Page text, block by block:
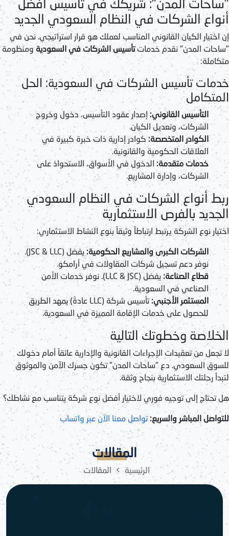
"ساحات المدن": شريكك في تأسيس أفضل
أنواع الشركات في النظام السعودي الجديد
إن اختيار الكيان القانوني المناسب لعملك هو قرار استراتيجي. نحن في
"ساحات المدن" نقدم خدماتتأسيس الشركات في السعودية ومنظومة
متكاملة:
خدمات تأسيس الشركات في السعودية: الحل
المتكامل
التأسيس القانوني: إصدار عقود التأسيس، دخول وخروج
الشركات، وتعديل الكيان.
الكوادر المتخصصة: كوادر إدارية ذات خبرة كبيرة في
العلاقات الحكومية والقانونية.
خدمات متقدمة: الدخول في الأسواق، الاستحواذ على
الشركات، وإدارة المشاريع.
ربط أنواع الشركات في النظام السعودي
الجديد بالفرص الاستثمارية
اختيار نوع الشركة يرتبط ارتباطاً وثيقاً بنوع النشاط الاستثماري:
الشركات الكبرى والمشاريع الحكومية:
يفضل (JSC & LLC).
نوفر دعم تسجيل شركات المقاولات في أرامكو.
قطاع الصناعة:
يفضل (LLC & JSC). نوفر خدمات الأمن
الصناعي في السعودية.
المستثمر الأجنبي:
تأسيس شركة (LLC عادةً) يمهد الطريق
للحصول على خدمات الإقامة المميزة في السعودية.
الخلاصة وخطوتك التالية
لا تجعل من تعقيدات الإجراءات القانونية والإدارية عائقاً أمام دخولك
للسوق السعودي. دع "ساحات المدن" تكون جسرك الآمن والموثوق
لتبدأ رحلتك الاستثمارية بنجاح وثقة.
هل تحتاج إلى توجيه فوري لاختيار أفضل نوع شركة يتناسب مع نشاطك؟
للتواصل المباشر والسريع: تواصل معنا الآن عبر واتساب
المقالات
الرئيسية المقالات